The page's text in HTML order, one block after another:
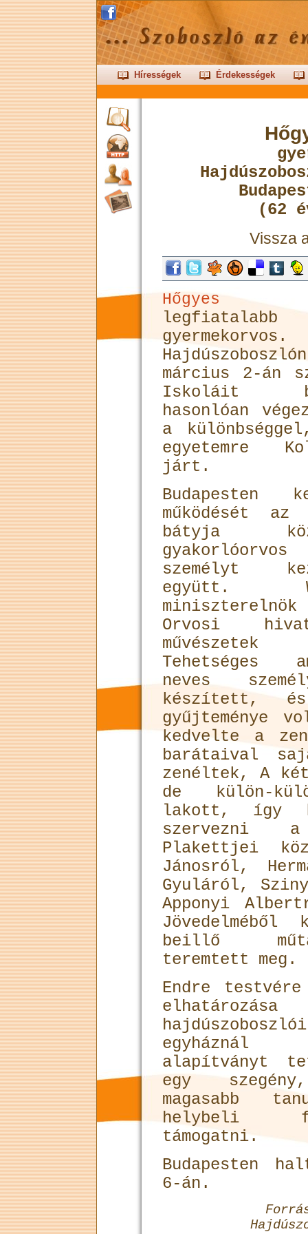
Hírességek Érdekességek
(62
Vissza
Hőgyes
gyermekorvos.
március 2-án
Iskoláit
hasonlóan
a
egyetemre
járt.
Budapesten
működését
bátyja
személyt
együtt.
Orvosi
Tehetséges
neves
készített,
gyűjteménye
kedvelte a
barátaival
zenéltek, A
de külön-
lakott, így
szervezni
Plakettjei
Jánosról,
Gyuláról,
Apponyi
Jövedelméből
beillő
teremtett meg.
Endre
egyháznál
alapítványt
egy
magasabb
helybeli
támogatni.
Budapesten
6-án.